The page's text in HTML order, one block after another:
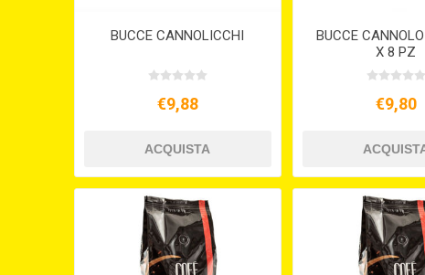
BUCCE CANNOLICCHI
€9,88
BUCCE
X 8 PZ
€9,80